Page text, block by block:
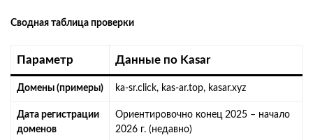
Сводная таблица проверки
Параметр Данные по Kasar
Домены (примеры) ka-sr.click, kas-ar.top, kasar.xyz
Дата регистрации
доменов
Ориентировочно конец 2025 – начало
2026 г. (недавно)